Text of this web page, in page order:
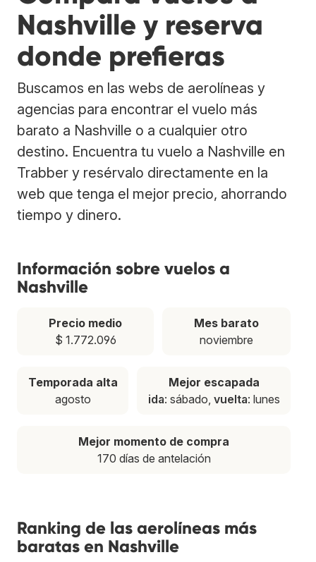
Nashville y reserva
donde prefieras
Buscamos en las webs de aerolíneas y
agencias para encontrar el vuelo más
barato a Nashville o a cualquier otro
destino. Encuentra tu vuelo a Nashville en
Trabber y resérvalo directamente en la
web que tenga el mejor precio, ahorrando
tiempo y dinero.
Información sobre vuelos a
Nashville
Precio medio
$ 1.772.096
Mes barato
noviembre
Temporada alta
agosto
Mejor escapada
ida: sábado, vuelta: lunes
Mejor momento de compra
170 días de antelación
Ranking de las aerolíneas más
baratas en Nashville